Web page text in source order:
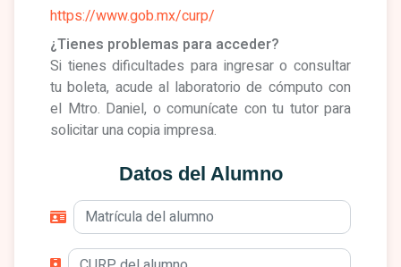
https://www.gob.mx/curp/
¿Tienes problemas para acceder?
Si tienes dificultades para ingresar o consultar
tu boleta, acude al laboratorio de cómputo con
el Mtro. Daniel, o comunícate con tu tutor para
solicitar una copia impresa.
Datos del Alumno